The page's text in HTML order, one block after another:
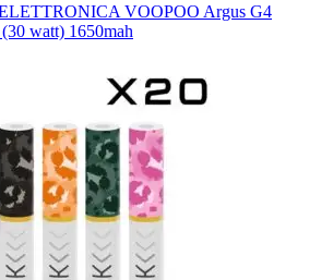
VOOPOO Argus G4
watt) 1650mah